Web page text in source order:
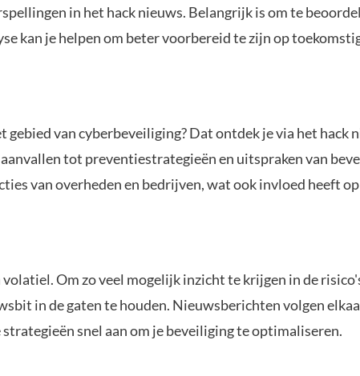
in het hack nieuws. Belangrijk is om te
kan je helpen om beter voorbereid te zijn op
gebied van cyberbeveiliging? Dat ontdek je via het hack
tot preventiestrategieën en uitspraken van
van overheden en bedrijven, wat ook invloed heeft
Om zo veel mogelijk inzicht te krijgen in de
in de gaten te houden. Nieuwsberichten volgen
snel aan om je beveiliging te optimaliseren.